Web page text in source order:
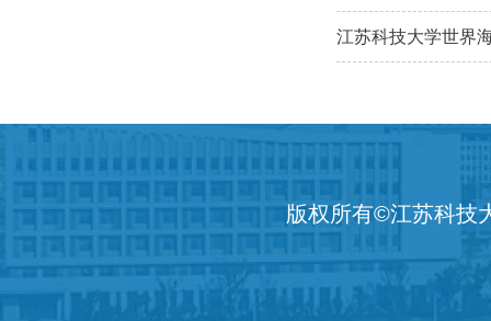
江苏科技大学世界
版权所有©江苏科技